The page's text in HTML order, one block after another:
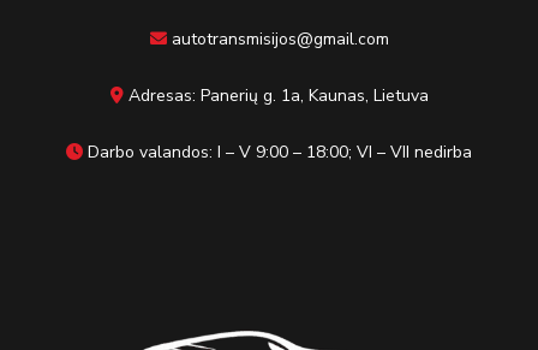
autotransmisijos@gmail.com
Adresas: Panerių g. 1a, Kaunas, Lietuva
Darbo valandos: I – V 9:00 – 18:00; VI – VII nedirba